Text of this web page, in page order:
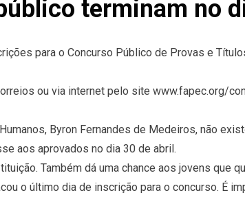
terminam no
para o Concurso Público de Provas e
ou via internet pelo site www.fapec.org/
Byron Fernandes de Medeiros, não
aos aprovados no dia 30 de abril.
Também dá uma chance aos jovens que
o último dia de inscrição para o concurso. É